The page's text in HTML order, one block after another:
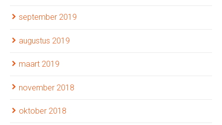
september 2019
augustus 2019
maart 2019
november 2018
oktober 2018